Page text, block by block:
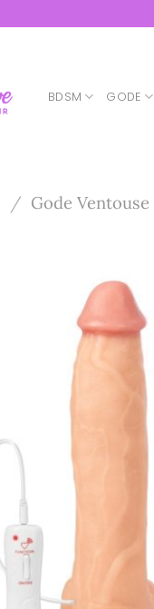
BDSM GODE
/ Gode Ventouse